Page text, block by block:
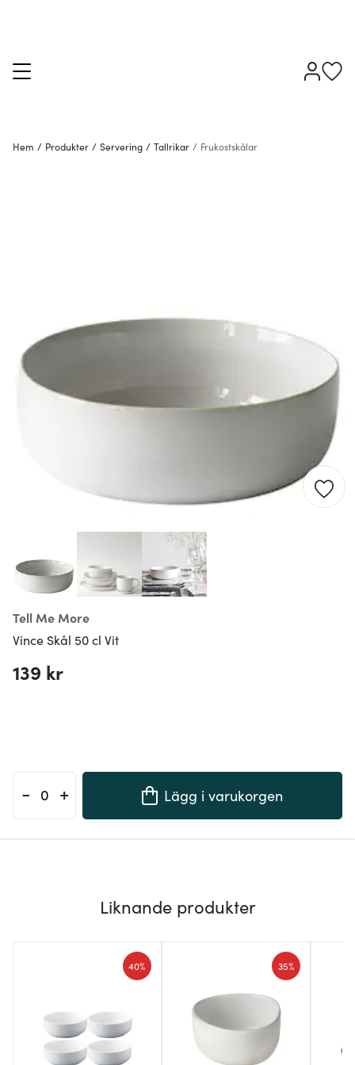
Hem / Produkter / Servering / Tallrikar / Frukostskålar
Tell Me More
Vince Skål 50 cl Vit
139 kr
- + Lägg i varukorgen
Liknande produkter
40% 35%